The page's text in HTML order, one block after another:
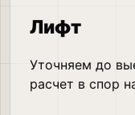
Лифт
Уточняем до
расчет в спор